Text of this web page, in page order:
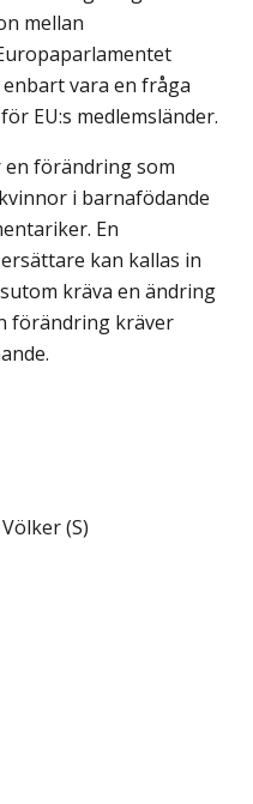
mellan
vara en fråga
EU:s medlemsländer.
en förändring som
i barnafödande
En
kan kallas in
kräva en ändring
förändring kräver
(S)